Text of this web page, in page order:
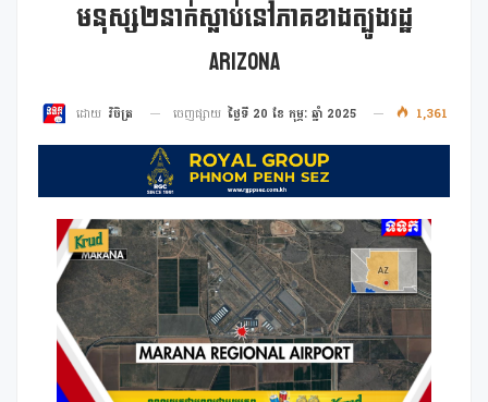
មនុស្ស២នាក់ស្លាប់នៅភាគខាងត្បូងរដ្ឋ
Arizona
ដោយ វិចិត្រ ចេញផ្សាយ ថ្ងៃទី 20 ខែ កុម្ភៈ ឆ្នាំ 2025 1,361